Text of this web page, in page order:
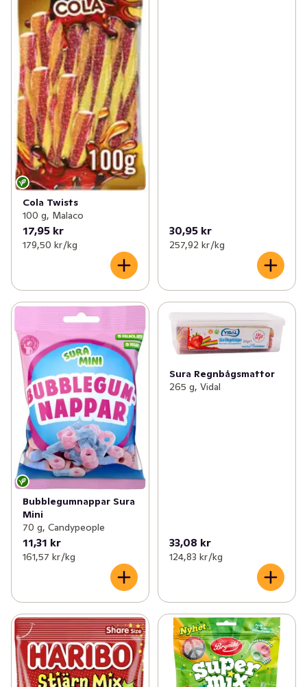
Cola Twists
100 g, Malaco
17,95 kr
179,50 kr /kg
30,95 kr
257,92 kr /kg
Bubblegumnappar Sura
Mini
70 g, Candypeople
11,31 kr
161,57 kr /kg
Sura Regnbågsmattor
265 g, Vidal
33,08 kr
124,83 kr /kg